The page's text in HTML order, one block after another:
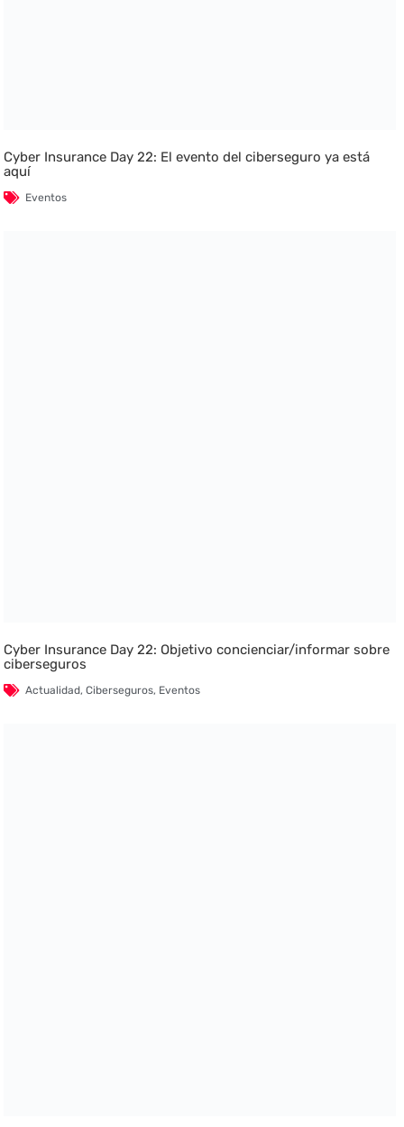
Cyber Insurance Day 22: El evento del ciberseguro ya está
aquí
Eventos
Cyber Insurance Day 22: Objetivo concienciar/informar sobre
ciberseguros
Actualidad,Ciberseguros, Eventos